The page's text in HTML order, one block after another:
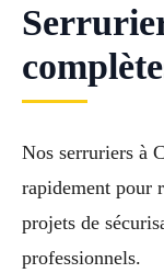
Nos serruriers à
rapidement pour
projets de
professionnels.